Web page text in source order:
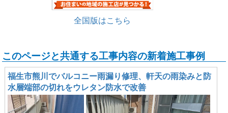
全国版はこちら
このページと共通する工事内容の新着施工事例
福生市熊川でバルコニー雨漏り修理、軒天の雨染みと防
水層端部の切れをウレタン防水で改善